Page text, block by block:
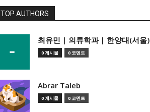
TOP AUTHORS
­최유민 | 의류학과 | 한양대(서울)
0 게시물 0 코멘트
Abrar Taleb
0 게시물 0 코멘트